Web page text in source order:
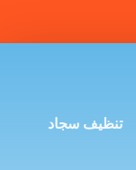
تنظيف سجاد